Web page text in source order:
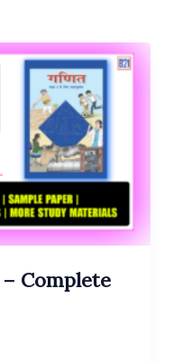
– Complete